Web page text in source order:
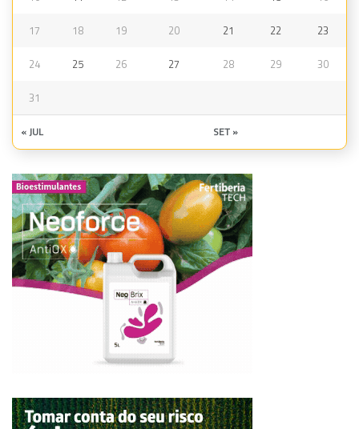
17 18 19 20 21 22 23
24 25 26 27 28 29 30
31
« JUL SET »